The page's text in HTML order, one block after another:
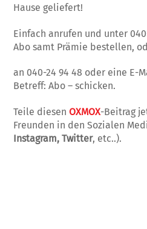
Hause geliefert!
Einfach anrufen und unter
Abo samt Prämie bestellen,
an 040-24 94 48 oder eine E-
Betreff: Abo – schicken.
Teile diesen OXMOX-Beitrag
Freunden in den Sozialen
Instagram, Twitter, etc..).